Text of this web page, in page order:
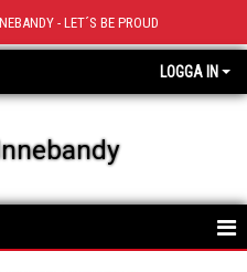
- LET´S BE PROUD
LOGGA IN